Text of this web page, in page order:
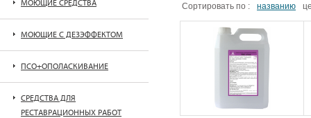
Сортировать по : названию
МОЮЩИЕ СРЕДСТВА
МОЮЩИЕ С ДЕЗЭФФЕКТОМ
ПСО+ОПОЛАСКИВАНИЕ
СРЕДСТВА ДЛЯ
РЕСТАВРАЦИОННЫХ РАБОТ